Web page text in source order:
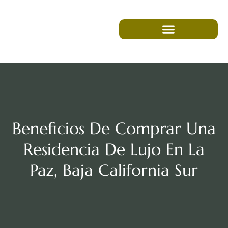
Beneficios De Comprar Una
Residencia De Lujo En La
Paz, Baja California Sur